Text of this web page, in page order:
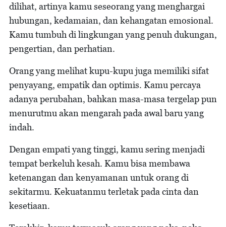
dilihat, artinya kamu seseorang yang menghargai
hubungan, kedamaian, dan kehangatan emosional.
Kamu tumbuh di lingkungan yang penuh dukungan,
pengertian, dan perhatian.
Orang yang melihat kupu-kupu juga memiliki sifat
penyayang, empatik dan optimis. Kamu percaya
adanya perubahan, bahkan masa-masa tergelap pun
menurutmu akan mengarah pada awal baru yang
indah.
Dengan empati yang tinggi, kamu sering menjadi
tempat berkeluh kesah. Kamu bisa membawa
ketenangan dan kenyamanan untuk orang di
sekitarmu. Kekuatanmu terletak pada cinta dan
kesetiaan.